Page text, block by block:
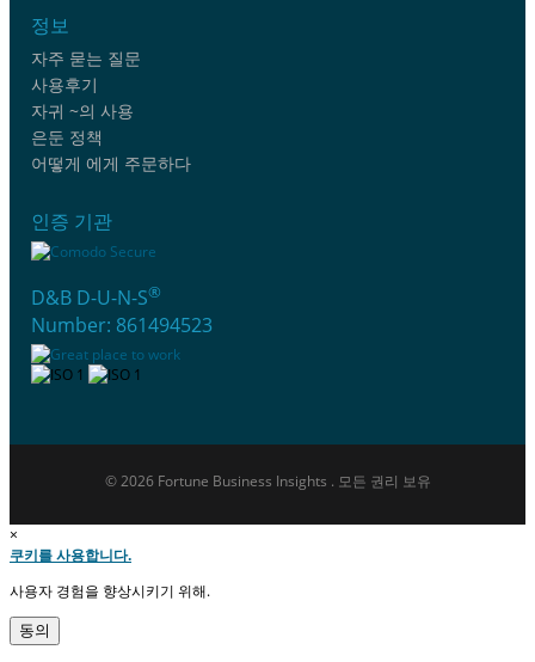
정보
자주 묻는 질문
사용후기
자귀 ~의 사용
은둔 정책
어떻게 에게 주문하다
인증 기관
D&B D-U-N-S®
Number: 861494523
© 2026 Fortune Business Insights . 모든 권리 보유
×
쿠키를 사용합니다.
사용자 경험을 향상시키기 위해.
동의